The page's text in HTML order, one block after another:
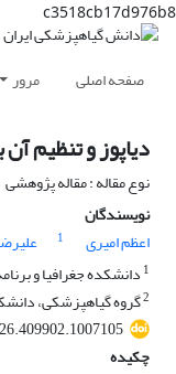
c3518cb17d976b8
صفحه اصلی مرور
دیاپوز و تنظیم
نوع مقاله : مقاله پژوهشی
نویسندگان
اعظم امیری
1
1 دانشکده جغرافیا و
2گروه گیاهپزشکی،
چکیده